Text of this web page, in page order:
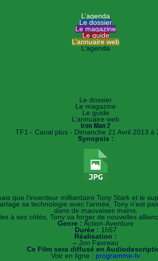
L’agenda
Le dossier
Le magazine
Le guide
L’annuaire web
L’agenda
Le dossier
Le magazine
Le guide
L’annuaire web
Iron Man 2
TF1 - Canal plus - Dimanche 21 Avril 2013 à
Synopsis :
que l’inventeur milliardaire Tony Stark et le
sa technologie avec l’armée, Tony n’est
dans de mauvaises mains.
à ses côtés, Tony va forger de nouvelles
Genre : Action-Aventure
Durée : 1h57
Réalisation :
– Jon Favreau
Ce Film sera diffusé en
Voir en ligne : programme-tv